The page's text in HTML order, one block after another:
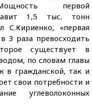
первой
1,5 тыс. тонн
С.Кириенко, «первая
3 раза превосходить
существует в
по словам главы
в гражданской, так и
свои потребности и
углеволоконных